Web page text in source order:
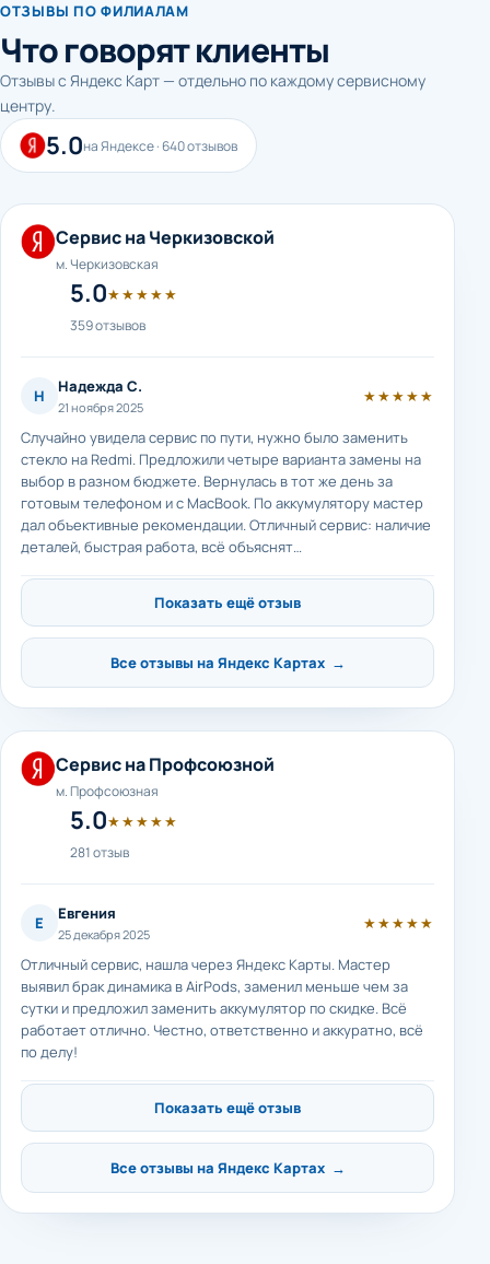
ОТЗЫВЫ ПО ФИЛИАЛАМ
Что говорят клиенты
Отзывы с Яндекс Карт — отдельно по каждому сервисному
центру.
5.0на Яндексе · 640 отзывов
Сервис на Черкизовской
м. Черкизовская
5.0★★★★★
359 отзывов
Н Надежда С.
21 ноября 2025
★★★★★
Случайно увидела сервис по пути, нужно было заменить
стекло на Redmi. Предложили четыре варианта замены на
выбор в разном бюджете. Вернулась в тот же день за
готовым телефоном и с MacBook. По аккумулятору мастер
дал объективные рекомендации. Отличный сервис: наличие
деталей, быстрая работа, всё объяснят…
Показать ещё отзыв
Все отзывы на Яндекс Картах →
Сервис на Профсоюзной
м. Профсоюзная
5.0★★★★★
281 отзыв
Е Евгения
25 декабря 2025
★★★★★
Отличный сервис, нашла через Яндекс Карты. Мастер
выявил брак динамика в AirPods, заменил меньше чем за
сутки и предложил заменить аккумулятор по скидке. Всё
работает отлично. Честно, ответственно и аккуратно, всё
по делу!
Показать ещё отзыв
Все отзывы на Яндекс Картах →